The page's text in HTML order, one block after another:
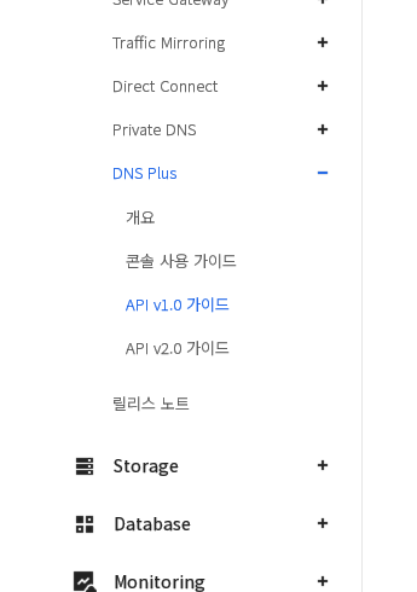
Traffic Mirroring
Direct Connect
Private DNS
DNS Plus
개요
콘솔 사용 가이드
API v1.0 가이드
API v2.0 가이드
릴리스 노트
Storage
Database
Monitoring